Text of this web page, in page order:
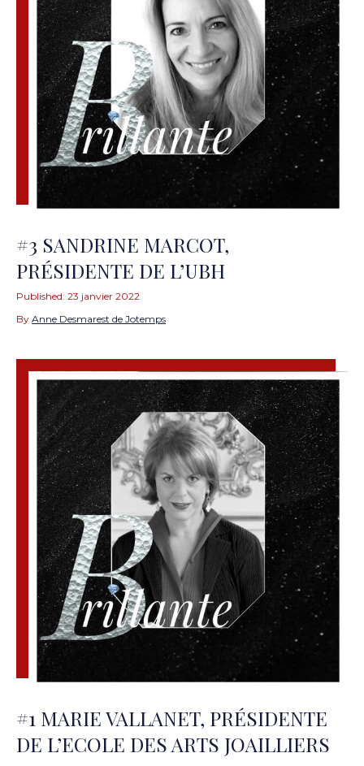
#3 SANDRINE MARCOT,
PRÉSIDENTE DE L’UBH
Published: 23 janvier 2022
By Anne Desmarest de Jotemps
#1 MARIE VALLANET, PRÉSIDENTE
DE L’ECOLE DES ARTS JOAILLIERS